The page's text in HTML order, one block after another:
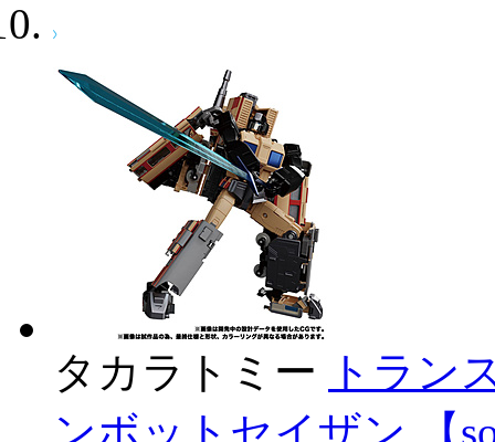
タカラトミー
トラン
ンボットセイザン 【